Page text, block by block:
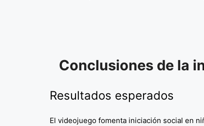
Conclusiones de la
Resultados esperados
El videojuego fomenta iniciación social en